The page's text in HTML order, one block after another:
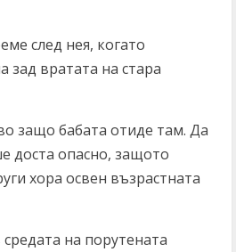
след нея, когато
зад вратата на стара
защо бабата отиде там. Да
доста опасно, защото
хора освен възрастната
на порутената